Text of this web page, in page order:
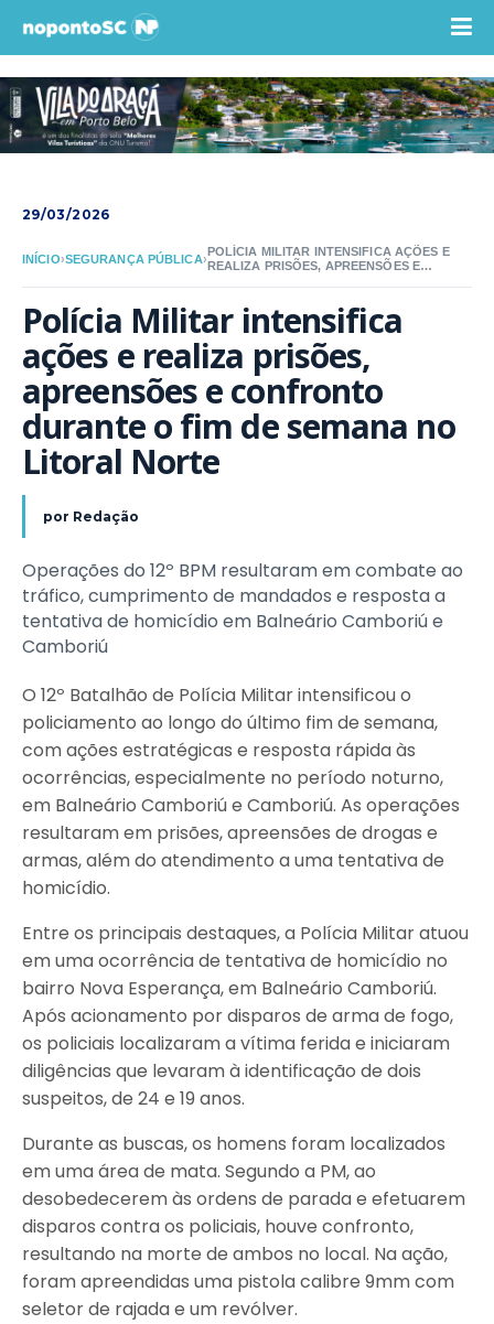
29/03/2026
INÍCIO›SEGURANÇA PÚBLICA›
POLÍCIA MILITAR INTENSIFICA AÇÕES E
REALIZA PRISÕES, APREENSÕES E
Polícia Militar intensifica
ações e realiza prisões,
apreensões e confronto
durante o fim de semana no
Litoral Norte
por Redação
Operações do 12º BPM resultaram em combate ao
tráfico, cumprimento de mandados e resposta a
tentativa de homicídio em Balneário Camboriú e
Camboriú
O 12º Batalhão de Polícia Militar intensificou o
policiamento ao longo do último fim de semana,
com ações estratégicas e resposta rápida às
ocorrências, especialmente no período noturno,
em Balneário Camboriú e Camboriú. As operações
resultaram em prisões, apreensões de drogas e
armas, além do atendimento a uma tentativa de
homicídio.
Entre os principais destaques, a Polícia Militar atuou
em uma ocorrência de tentativa de homicídio no
bairro Nova Esperança, em Balneário Camboriú.
Após acionamento por disparos de arma de fogo,
os policiais localizaram a vítima ferida e iniciaram
diligências que levaram à identificação de dois
suspeitos, de 24 e 19 anos.
Durante as buscas, os homens foram localizados
em uma área de mata. Segundo a PM, ao
desobedecerem às ordens de parada e efetuarem
disparos contra os policiais, houve confronto,
resultando na morte de ambos no local. Na ação,
foram apreendidas uma pistola calibre 9mm com
seletor de rajada e um revólver.